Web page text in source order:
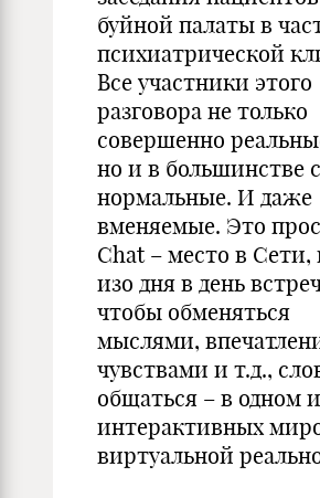
буйной палаты в
психиатрической
Все участники этого
разговора не только
совершенно
но и в большинстве
нормальные. И даже
вменяемые. Это
Chat – место в Сети,
изо дня в день
чтобы обменяться
мыслями,
чувствами и т.д.,
общаться – в одном
интерактивных
виртуальной